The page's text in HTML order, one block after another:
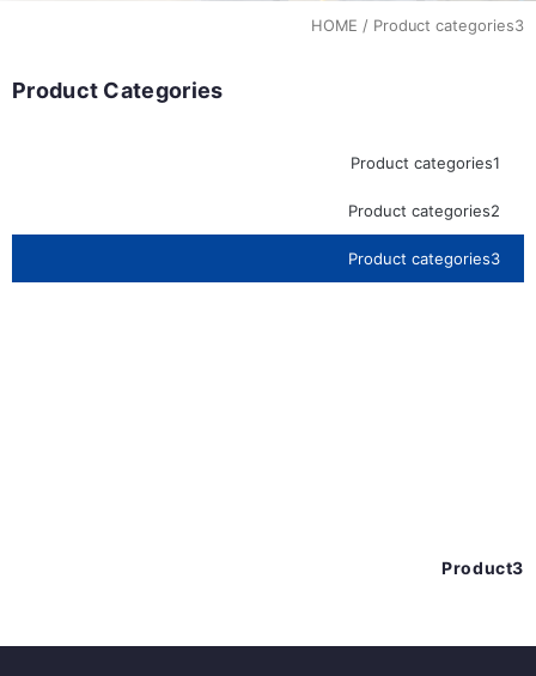
HOME / Product categories3
Product Categories
Product categories1
Product categories2
Product categories3
Product3